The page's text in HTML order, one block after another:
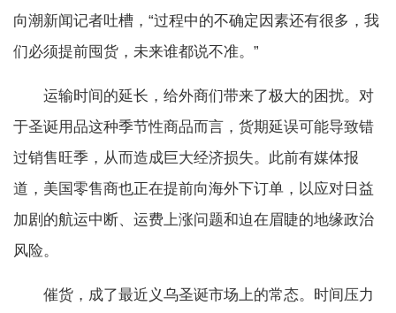
向潮新闻记者吐槽，“过程中的不确定因素还有很多，我
们必须提前囤货，未来谁都说不准。”
运输时间的延长，给外商们带来了极大的困扰。对
于圣诞用品这种季节性商品而言，货期延误可能导致错
过销售旺季，从而造成巨大经济损失。此前有媒体报
道，美国零售商也正在提前向海外下订单，以应对日益
加剧的航运中断、运费上涨问题和迫在眉睫的地缘政治
风险。
催货，成了最近义乌圣诞市场上的常态。时间压力